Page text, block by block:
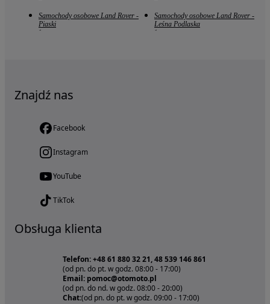
Samochody osobowe Land Rover -
Piaski
1
Samochody osobowe Land Rover -
Leśna Podlaska
1
Znajdź nas
Facebook
Instagram
YouTube
TikTok
Obsługa klienta
Telefon: +48 61 880 32 21, 48 539 146 861
(od pn. do pt. w godz. 08:00 - 17:00)
Email: pomoc@otomoto.pl
(od pn. do nd. w godz. 08:00 - 20:00)
Chat:(od pn. do pt. w godz. 09:00 - 17:00)